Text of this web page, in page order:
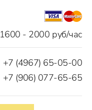
1600 - 2000 руб/час
+7 (4967) 65-05-00
+7 (906) 077-65-65